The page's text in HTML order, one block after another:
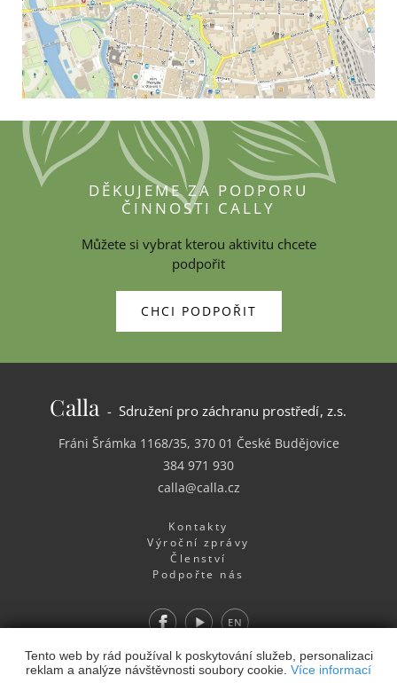
Tento web by rád používal k poskytování služeb, personalizaci
reklam a analýze návštěvnosti soubory cookie. Více informací
DĚKUJEME ZA PODPORU
ČINNOSTI CALLY
Můžete si vybrat kterou aktivitu chcete
podpořit
CHCI PODPOŘIT
Calla - Sdružení pro záchranu prostředí, z.s.
Fráni Šrámka 1168/35, 370 01 České Budějovice
384 971 930
calla@calla.cz
Kontakty
Výroční zprávy
Členství
Podpořte nás
FacebookYoutube EN
Webdesign& Webhosting&publikační systém Toolkit-
Studio